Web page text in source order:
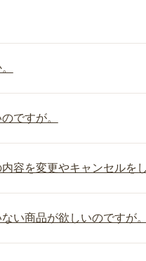
ですが。
容を変更やキャンセルを
い商品が欲しいのですが